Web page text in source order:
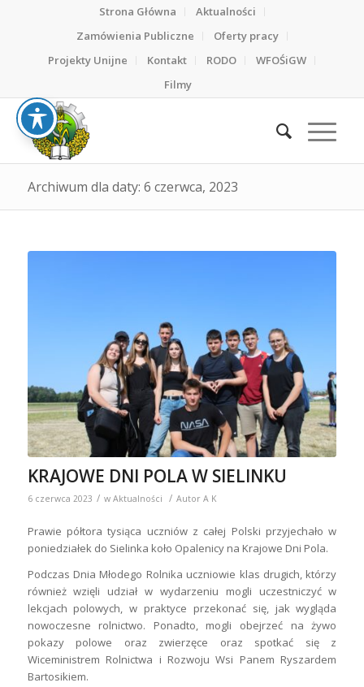
Strona Główna
Aktualności
Zamówienia Publiczne
Oferty pracy
Projekty Unijne
Kontakt RODO
WFOŚiGW
Filmy
Archiwum dla daty: 6 czerwca, 2023
KRAJOWE DNI POLA W SIELINKU
6 czerwca 2023 / w Aktualności / Autor A K
Prawie półtora tysiąca uczniów z całej Polski przyjechało w
poniedziałek do Sielinka koło Opalenicy na Krajowe Dni Pola.
Podczas Dnia Młodego Rolnika uczniowie klas drugich, którzy
również wzięli udział w wydarzeniu mogli uczestniczyć w
lekcjach polowych, w praktyce przekonać się, jak wygląda
nowoczesne rolnictwo. Ponadto, mogli obejrzeć na żywo
pokazy polowe oraz zwierzęce oraz spotkać się z
Wiceministrem Rolnictwa i Rozwoju Wsi Panem Ryszardem
Bartosikiem.